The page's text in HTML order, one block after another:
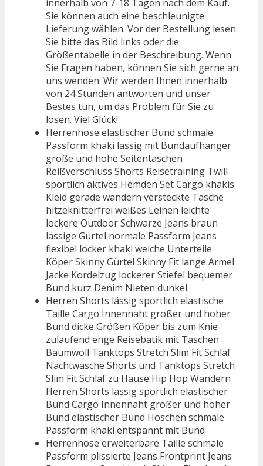
innerhalb von 7-18 Tagen nach dem Kauf.
Sie können auch eine beschleunigte
Lieferung wählen. Vor der Bestellung lesen
Sie bitte das Bild links oder die
Größentabelle in der Beschreibung. Wenn
Sie Fragen haben, können Sie sich gerne an
uns wenden. Wir werden Ihnen innerhalb
von 24 Stunden antworten und unser
Bestes tun, um das Problem für Sie zu
lösen. Viel Glück!
Herrenhose elastischer Bund schmale
Passform khaki lässig mit Bundaufhänger
große und hohe Seitentaschen
Reißverschluss Shorts Reisetraining Twill
sportlich aktives Hemden Set Cargo khakis
Kleid gerade wandern versteckte Tasche
hitzeknitterfrei weißes Leinen leichte
lockere Outdoor Schwarze Jeans braun
lässige Gürtel normale Passform Jeans
flexibel locker khaki weiche Unterteile
Köper Skinny Gürtel Skinny Fit lange Ärmel
Jacke Kordelzug lockerer Stiefel bequemer
Bund kurz Denim Nieten dunkel
Herren Shorts lässig sportlich elastische
Taille Cargo Innennaht großer und hoher
Bund dicke Größen Köper bis zum Knie
zulaufend enge Reisebatik mit Taschen
Baumwoll Tanktops Stretch Slim Fit Schlaf
Nachtwäsche Shorts und Tanktops Stretch
Slim Fit Schlaf zu Hause Hip Hop Wandern
Herren Shorts lässig sportlich elastischer
Bund Cargo Innennaht großer und hoher
Bund elastischer Bund Höschen schmale
Passform khaki entspannt mit Bund
Herrenhose erweiterbare Taille schmale
Passform plissierte Jeans Frontprint Jeans